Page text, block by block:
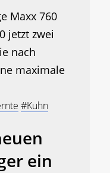
Maxx 760
jetzt zwei
nach
maximale
#Kuhn
ein